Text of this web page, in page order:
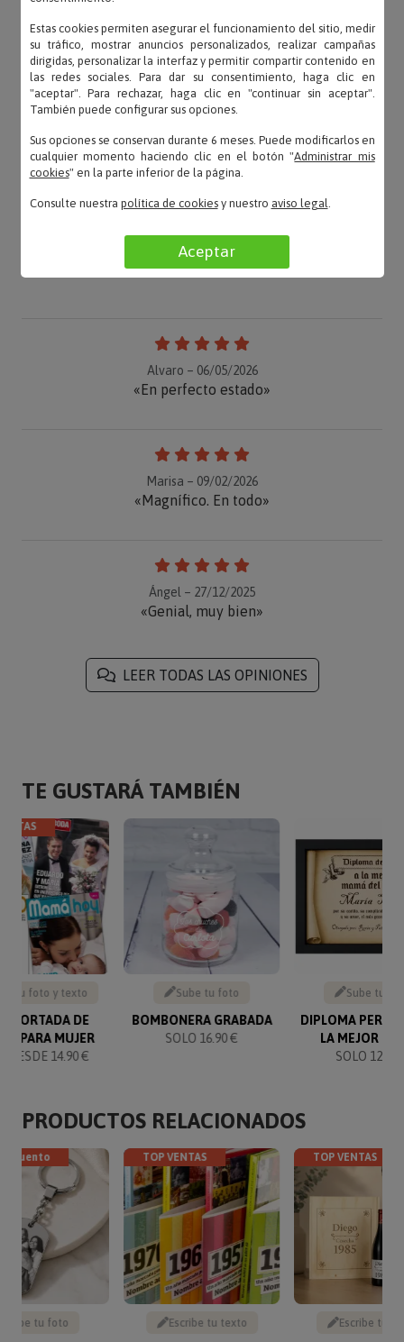
OPINIONES
Alvaro – 06/05/2026
«En perfecto estado»
Marisa – 09/02/2026
«Magnífico. En todo»
Ángel – 27/12/2025
«Genial, muy bien»
LEER TODAS LAS OPINIONES
TE GUSTARÁ TAMBIÉN
tu foto y texto
PORTADA DE
PARA MUJER
DESDE 14.90 €
Sube tu foto
BOMBONERA GRABADA
SOLO 16.90 €
Sube tu
DIPLOMA
LA MEJOR
SOLO 12.90
PRODUCTOS RELACIONADOS
Sube tu foto
TOP VENTAS
Escribe tu texto
TOP VENTAS
Escribe tu
Estas cookies permiten asegurar el funcionamiento del sitio, medir
su tráfico, mostrar anuncios personalizados, realizar campañas
dirigidas, personalizar la interfaz y permitir compartir contenido en
las redes sociales. Para dar su consentimiento, haga clic en
"aceptar". Para rechazar, haga clic en "continuar sin aceptar".
También puede configurar sus opciones.
Sus opciones se conservan durante 6 meses. Puede modificarlos en
cualquier momento haciendo clic en el botón "Administrar mis
cookies" en la parte inferior de la página.
Consulte nuestra política de cookiesy nuestro aviso legal.
Aceptar